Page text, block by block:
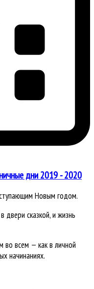
дни 2019 - 2020
Новым годом.
двери сказкой, и жизнь
во всем — как в личной
начинаниях.